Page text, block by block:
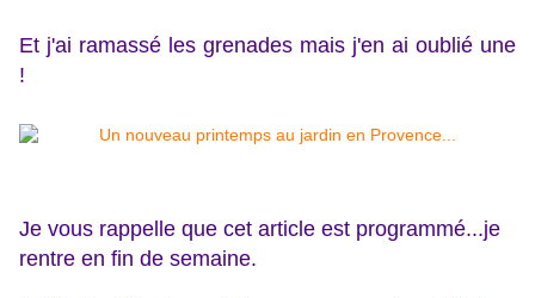
Et j'ai ramassé les grenades mais j'en ai oublié une
!
Je vous rappelle que cet article est programmé...je
rentre en fin de semaine.